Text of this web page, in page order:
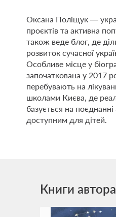
Оксана Поліщук —
проєктів та активна
також веде блог, де
розвиток сучасної
Особливе місце у
започаткована у 2017
перебувають на
школами Києва, де
базується на
доступним для дітей.
Книги автора